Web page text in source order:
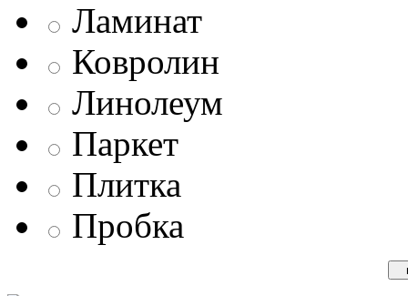
Ламинат
Ковролин
Линолеум
Паркет
Плитка
Пробка